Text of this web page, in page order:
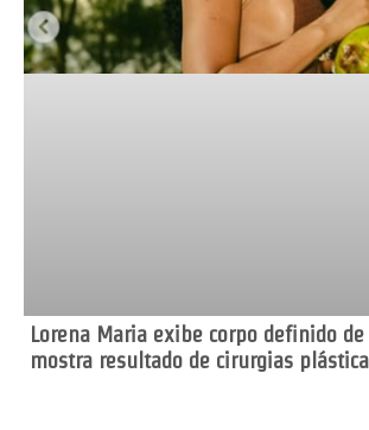
Lorena Maria exibe corpo definido
mostra resultado de cirurgias